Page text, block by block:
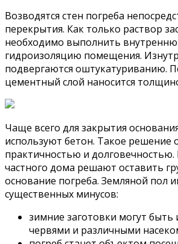
Возводятся стен погреба
перекрытия. Как только раствор
необходимо выполнить
гидроизоляцию помещения.
подвергаются оштукатуриванию.
цементный слой наносится
Чаще всего для закрытия
используют бетон. Такое решение
практичностью и долговечностью.
частного дома решают оставить
основание погреба. Земляной пол
существенных минусов:
зимние заготовки могут быть
червями и различными